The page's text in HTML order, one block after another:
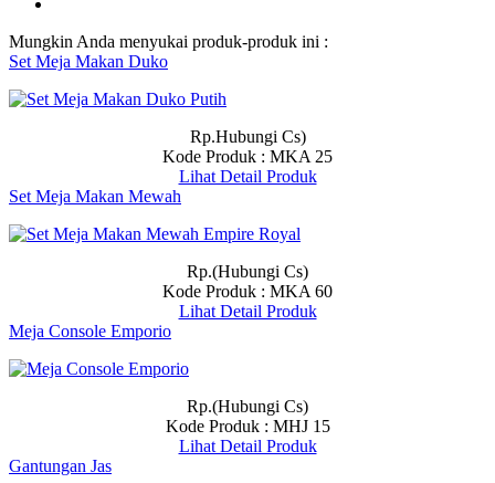
Mungkin Anda menyukai produk-produk ini :
Set Meja Makan Duko
Rp.Hubungi Cs)
Kode Produk : MKA 25
Lihat Detail Produk
Set Meja Makan Mewah
Rp.(Hubungi Cs)
Kode Produk : MKA 60
Lihat Detail Produk
Meja Console Emporio
Rp.(Hubungi Cs)
Kode Produk : MHJ 15
Lihat Detail Produk
Gantungan Jas